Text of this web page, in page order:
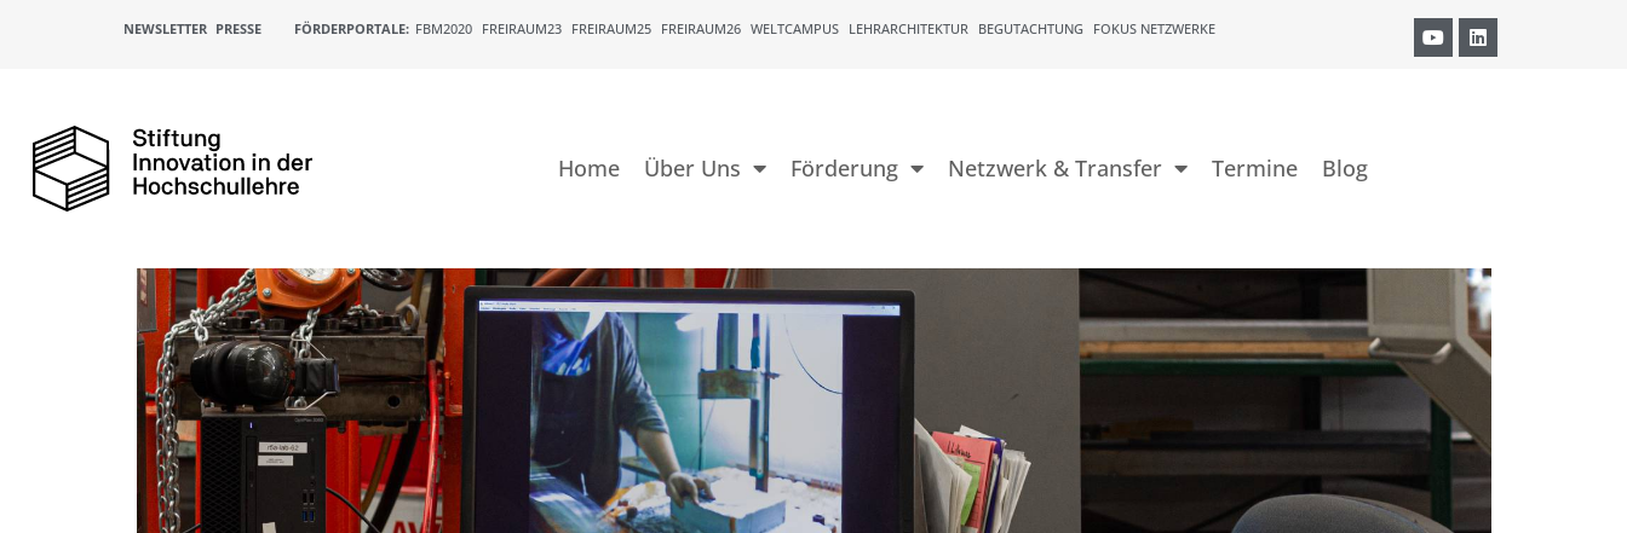
NEWSLETTER PRESSE FÖRDERPORTALE: FBM2020 FREIRAUM23 FREIRAUM25 FREIRAUM26 WELTCAMPUS LEHRARCHITEKTUR BEGUTACHTUNG FOKUS NETZWERKE
Home Über Uns Förderung Netzwerk & Transfer Termine Blog